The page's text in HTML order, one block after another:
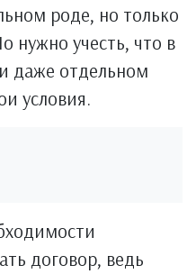
роде, но только
нужно учесть, что в
даже отдельном
условия.
договор, ведь